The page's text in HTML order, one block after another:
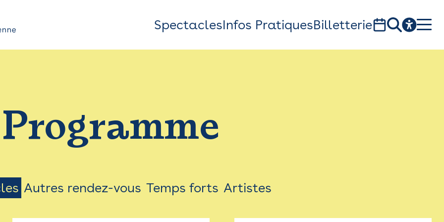
Top
Bar
Menu
SpectaclesInfos PratiquesBilletterie
1, av. du Chateau d'eau - 31300 Toulouse
Programme
Autres rendez-vous Temps forts Artistes